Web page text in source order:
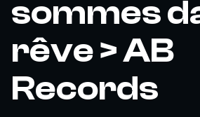
sommes
rêve > AB
Records